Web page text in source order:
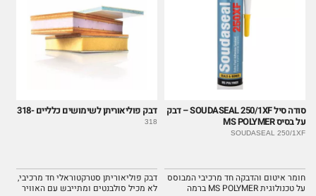
סודה סיל SOUDASEAL 250/1XF – דבק
על בסיס MS POLYMER
SOUDASEAL 250/1XF
חומר איטום והדבקה חד מרכיבי המבוסס
על טכנולוגית MS POLYMER ברמה
דבק פוליאוריתן לשימושים כלליים -318
318
דבק פוליאוריתן סטרקטוראלי חד מרכיבי,
לא מכיל סולבנטים ומתייבש עם האוויר